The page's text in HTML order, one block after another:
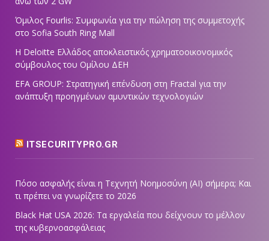
Όμιλος Fourlis: Συμφωνία για την πώληση της συμμετοχής
στο Sofia South Ring Mall
Η Deloitte Ελλάδος αποκλειστικός χρηματοοικονομικός
σύμβουλος του Ομίλου ΔΕΗ
EFA GROUP: Στρατηγική επένδυση στη Fractal για την
ανάπτυξη προηγμένων αμυντικών τεχνολογιών
ITSECURITYPRO.GR
Πόσο ασφαλής είναι η Τεχνητή Νοημοσύνη (AI) σήμερα; Και
τι πρέπει να γνωρίζετε το 2026
Black Hat USA 2026: Τα εργαλεία που δείχνουν το μέλλον
της κυβερνοασφάλειας